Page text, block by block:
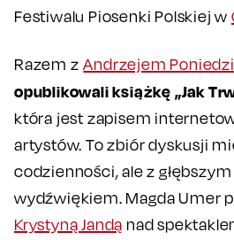
Festiwalu Piosenki Polskiej w
Razem zAndrzejem
opublikowali książkę „Jak
która jest zapisem
artystów. To zbiór dyskusji
codzienności, ale z
wydźwiękiem. Magda Umer
Krystyną Jandą nad